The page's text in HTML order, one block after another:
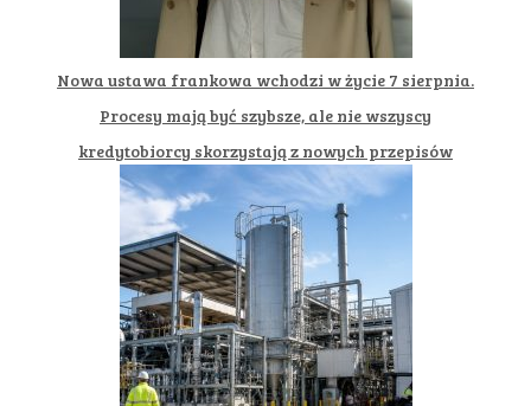
Nowa ustawa frankowa wchodzi w życie 7 sierpnia.
Procesy mają być szybsze, ale nie wszyscy
kredytobiorcy skorzystają z nowych przepisów